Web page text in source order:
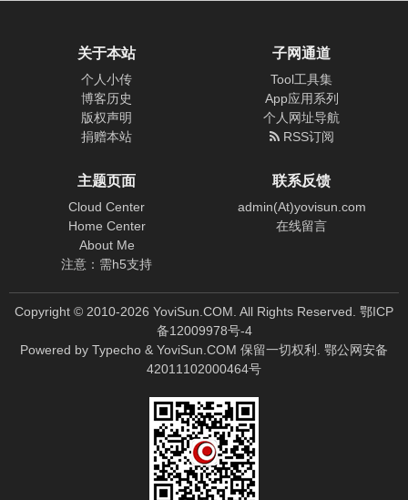
关于本站
个人小传
博客历史
版权声明
捐赠本站
子网通道
Tool工具集
App应用系列
个人网址导航
RSS订阅
主题页面
Cloud Center
Home Center
About Me
注意：需h5支持
联系反馈
admin(At)yovisun.com
在线留言
Copyright © 2010-2026 YoviSun.COM. All Rights Reserved. 鄂ICP
备12009978号-4
Powered by Typecho & YoviSun.COM 保留一切权利. 鄂公网安备
42011102000464号